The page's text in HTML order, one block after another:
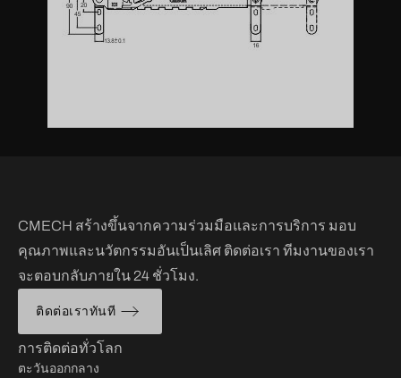
CMECH สร้างขึ้นจากความร่วมมือและการบริการ มอบ
คุณภาพและนวัตกรรมอันเป็นเลิศ ติดต่อเรา ทีมงานของเรา
จะตอบกลับภายใน 24 ชั่วโมง.
ติดต่อเราทันที
การติดต่อทั่วโลก
ตะวันออกกลาง